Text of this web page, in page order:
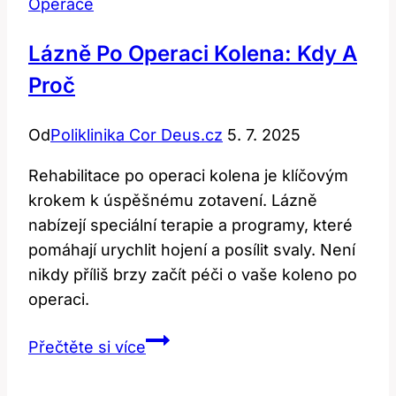
Operace
Lázně Po Operaci Kolena: Kdy A
Proč
OdPoliklinika Cor Deus.cz 5. 7. 2025
Rehabilitace po operaci kolena je klíčovým
krokem k úspěšnému zotavení. Lázně
nabízejí speciální terapie a programy, které
pomáhají urychlit hojení a posílit svaly. Není
nikdy příliš brzy začít péči o vaše koleno po
operaci.
Přečtěte si víceLázně